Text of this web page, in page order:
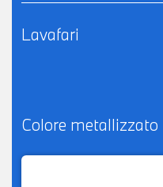
Lavafari
Colore metallizzato